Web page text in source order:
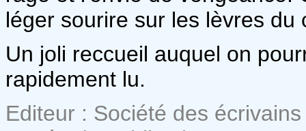
léger sourire sur les lèvres du
Un joli reccueil auquel on
rapidement lu.
Editeur : Société des écrivains